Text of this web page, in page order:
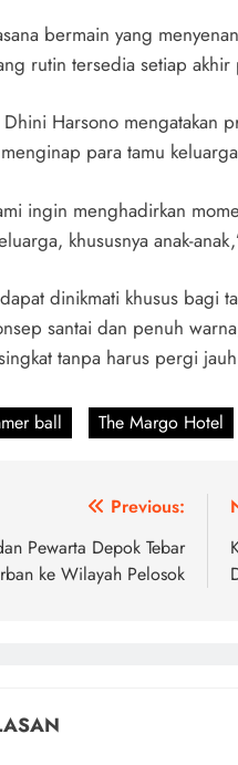
bermain yang
rutin tersedia setiap
Harsono mengatakan
para tamu
ingin menghadirkan
khususnya anak-
dinikmati khusus bagi
santai dan penuh
tanpa harus pergi
ball The Margo Hotel
Previous:
Pewarta Depok Tebar
ke Wilayah Pelosok